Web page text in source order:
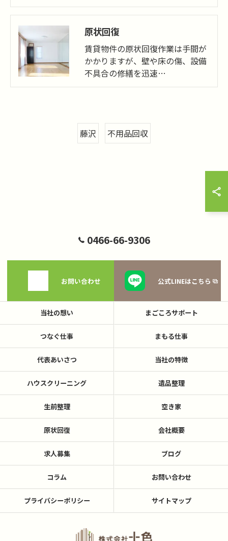
原状回復
賃貸物件の原状回復作業は手間が
かかりますが、壁や床の傷、設備
不具合の修繕を迅速…
藤沢 不用品回収
0466-66-9306
お問い合わせ 公式LINEはこちら
当社の想い まごころサポート
つなぐ仕事 まもる仕事
代表あいさつ 当社の特徴
ハウスクリーニング 遺品整理
生前整理 空き家
原状回復 会社概要
求人募集 ブログ
コラム お問い合わせ
プライバシーポリシー サイトマップ